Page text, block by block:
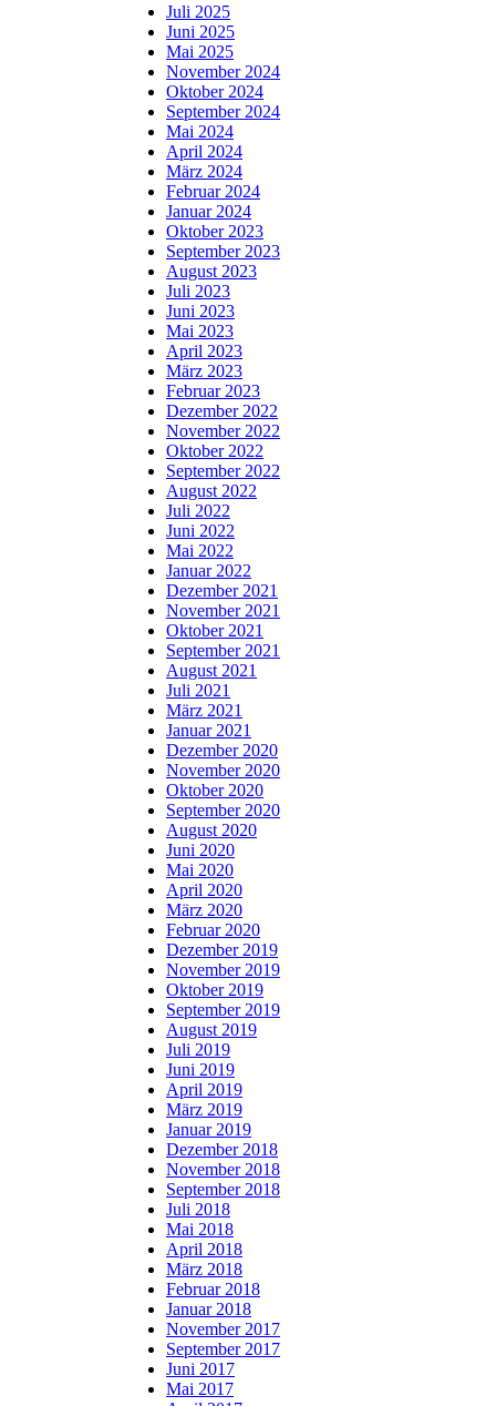
Juli 2025
Juni 2025
Mai 2025
November 2024
Oktober 2024
September 2024
Mai 2024
April 2024
März 2024
Februar 2024
Januar 2024
Oktober 2023
September 2023
August 2023
Juli 2023
Juni 2023
Mai 2023
April 2023
März 2023
Februar 2023
Dezember 2022
November 2022
Oktober 2022
September 2022
August 2022
Juli 2022
Juni 2022
Mai 2022
Januar 2022
Dezember 2021
November 2021
Oktober 2021
September 2021
August 2021
Juli 2021
März 2021
Januar 2021
Dezember 2020
November 2020
Oktober 2020
September 2020
August 2020
Juni 2020
Mai 2020
April 2020
März 2020
Februar 2020
Dezember 2019
November 2019
Oktober 2019
September 2019
August 2019
Juli 2019
Juni 2019
April 2019
März 2019
Januar 2019
Dezember 2018
November 2018
September 2018
Juli 2018
Mai 2018
April 2018
März 2018
Februar 2018
Januar 2018
November 2017
September 2017
Juni 2017
Mai 2017